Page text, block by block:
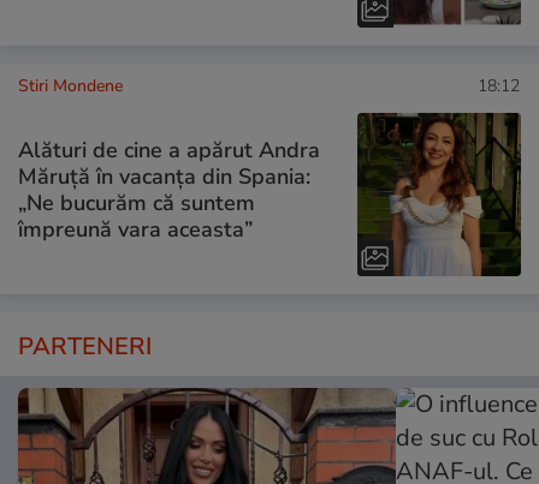
Stiri Mondene 18:12
Alături de cine a apărut Andra
Măruță în vacanța din Spania:
„Ne bucurăm că suntem
împreună vara aceasta”
PARTENERI